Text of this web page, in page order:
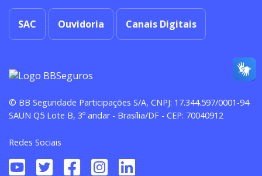
SAC Ouvidoria Canais Digitais
© BB Seguridade Participações S/A, CNPJ: 17.344.597/0001-94
SAUN Q5 Lote B, 3º andar - Brasília/DF - CEP: 70040912
Redes Sociais